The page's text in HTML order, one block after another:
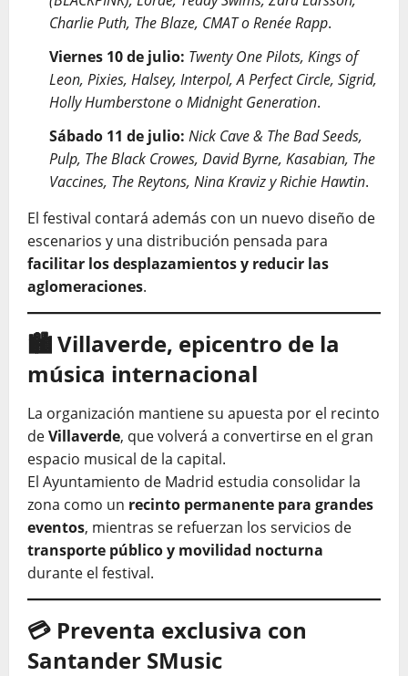
Charlie Puth, The Blaze, CMAT o Renée Rapp.
Viernes 10 de julio: Twenty One Pilots, Kings of
Leon, Pixies, Halsey, Interpol, A Perfect Circle, Sigrid,
Holly Humberstone o Midnight Generation.
Sábado 11 de julio: Nick Cave & The Bad Seeds,
Pulp, The Black Crowes, David Byrne, Kasabian, The
Vaccines, The Reytons, Nina Kraviz y Richie Hawtin.
El festival contará además con un nuevo diseño de
escenarios y una distribución pensada para
facilitar los desplazamientos y reducir las
aglomeraciones.
🏙️ Villaverde, epicentro de la
música internacional
La organización mantiene su apuesta por el recinto
deVillaverde, que volverá a convertirse en el gran
espacio musical de la capital.
El Ayuntamiento de Madrid estudia consolidar la
zona como un recinto permanente para grandes
eventos, mientras se refuerzan los servicios de
transporte público y movilidad nocturna
durante el festival.
💳 Preventa exclusiva con
Santander SMusic